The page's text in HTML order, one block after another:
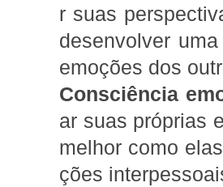
r suas
desenvolver
emoções dos
Consciência
ar suas próprias
melhor como
ções